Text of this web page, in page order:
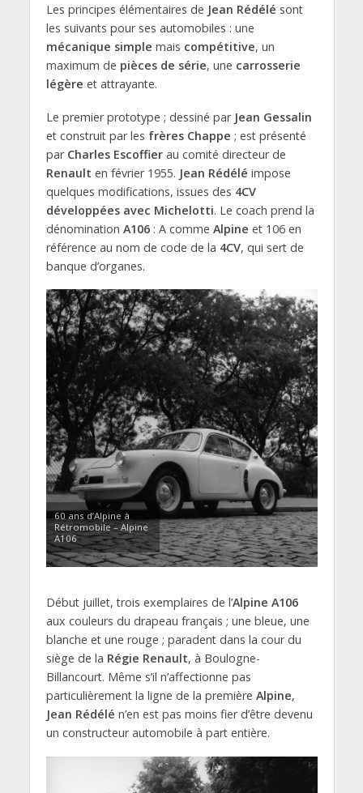
Les principes élémentaires de Jean Rédélé sont
les suivants pour ses automobiles : une
mécanique simple mais compétitive, un
maximum de pièces de série, une carrosserie
légère et attrayante.
Le premier prototype ; dessiné par Jean Gessalin
et construit par les frères Chappe ; est présenté
par Charles Escoffierau comité directeur de
Renault en février 1955. Jean Rédélé impose
quelques modifications, issues des 4CV
développées avec Michelotti. Le coach prend la
dénomination A106: A comme Alpine et 106 en
référence au nom de code de la 4CV, qui sert de
banque d’organes.
60 ans d’Alpine à
Rétromobile – Alpine
A106
Début juillet, trois exemplaires de l’Alpine A106
aux couleurs du drapeau français ; une bleue, une
blanche et une rouge ; paradent dans la cour du
siège de la Régie Renault, à Boulogne-
Billancourt. Même s’il n’affectionne pas
particulièrement la ligne de la première Alpine,
Jean Rédélé n’en est pas moins fier d’être devenu
un constructeur automobile à part entière.